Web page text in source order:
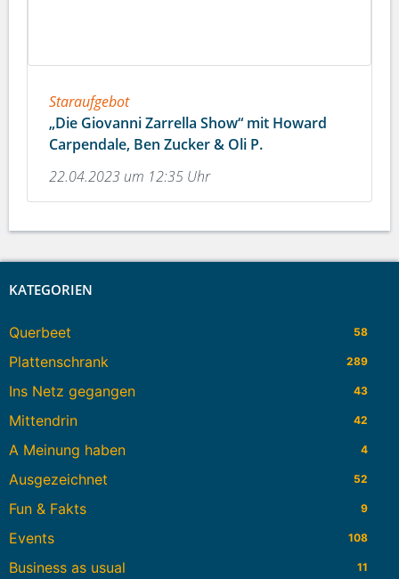
Staraufgebot
„Die Giovanni Zarrella Show“ mit Howard
Carpendale, Ben Zucker & Oli P.
22.04.2023 um 12:35 Uhr
KATEGORIEN
Querbeet 58
Plattenschrank 289
Ins Netz gegangen 43
Mittendrin 42
A Meinung haben 4
Ausgezeichnet 52
Fun & Fakts 9
Events 108
Business as usual 11